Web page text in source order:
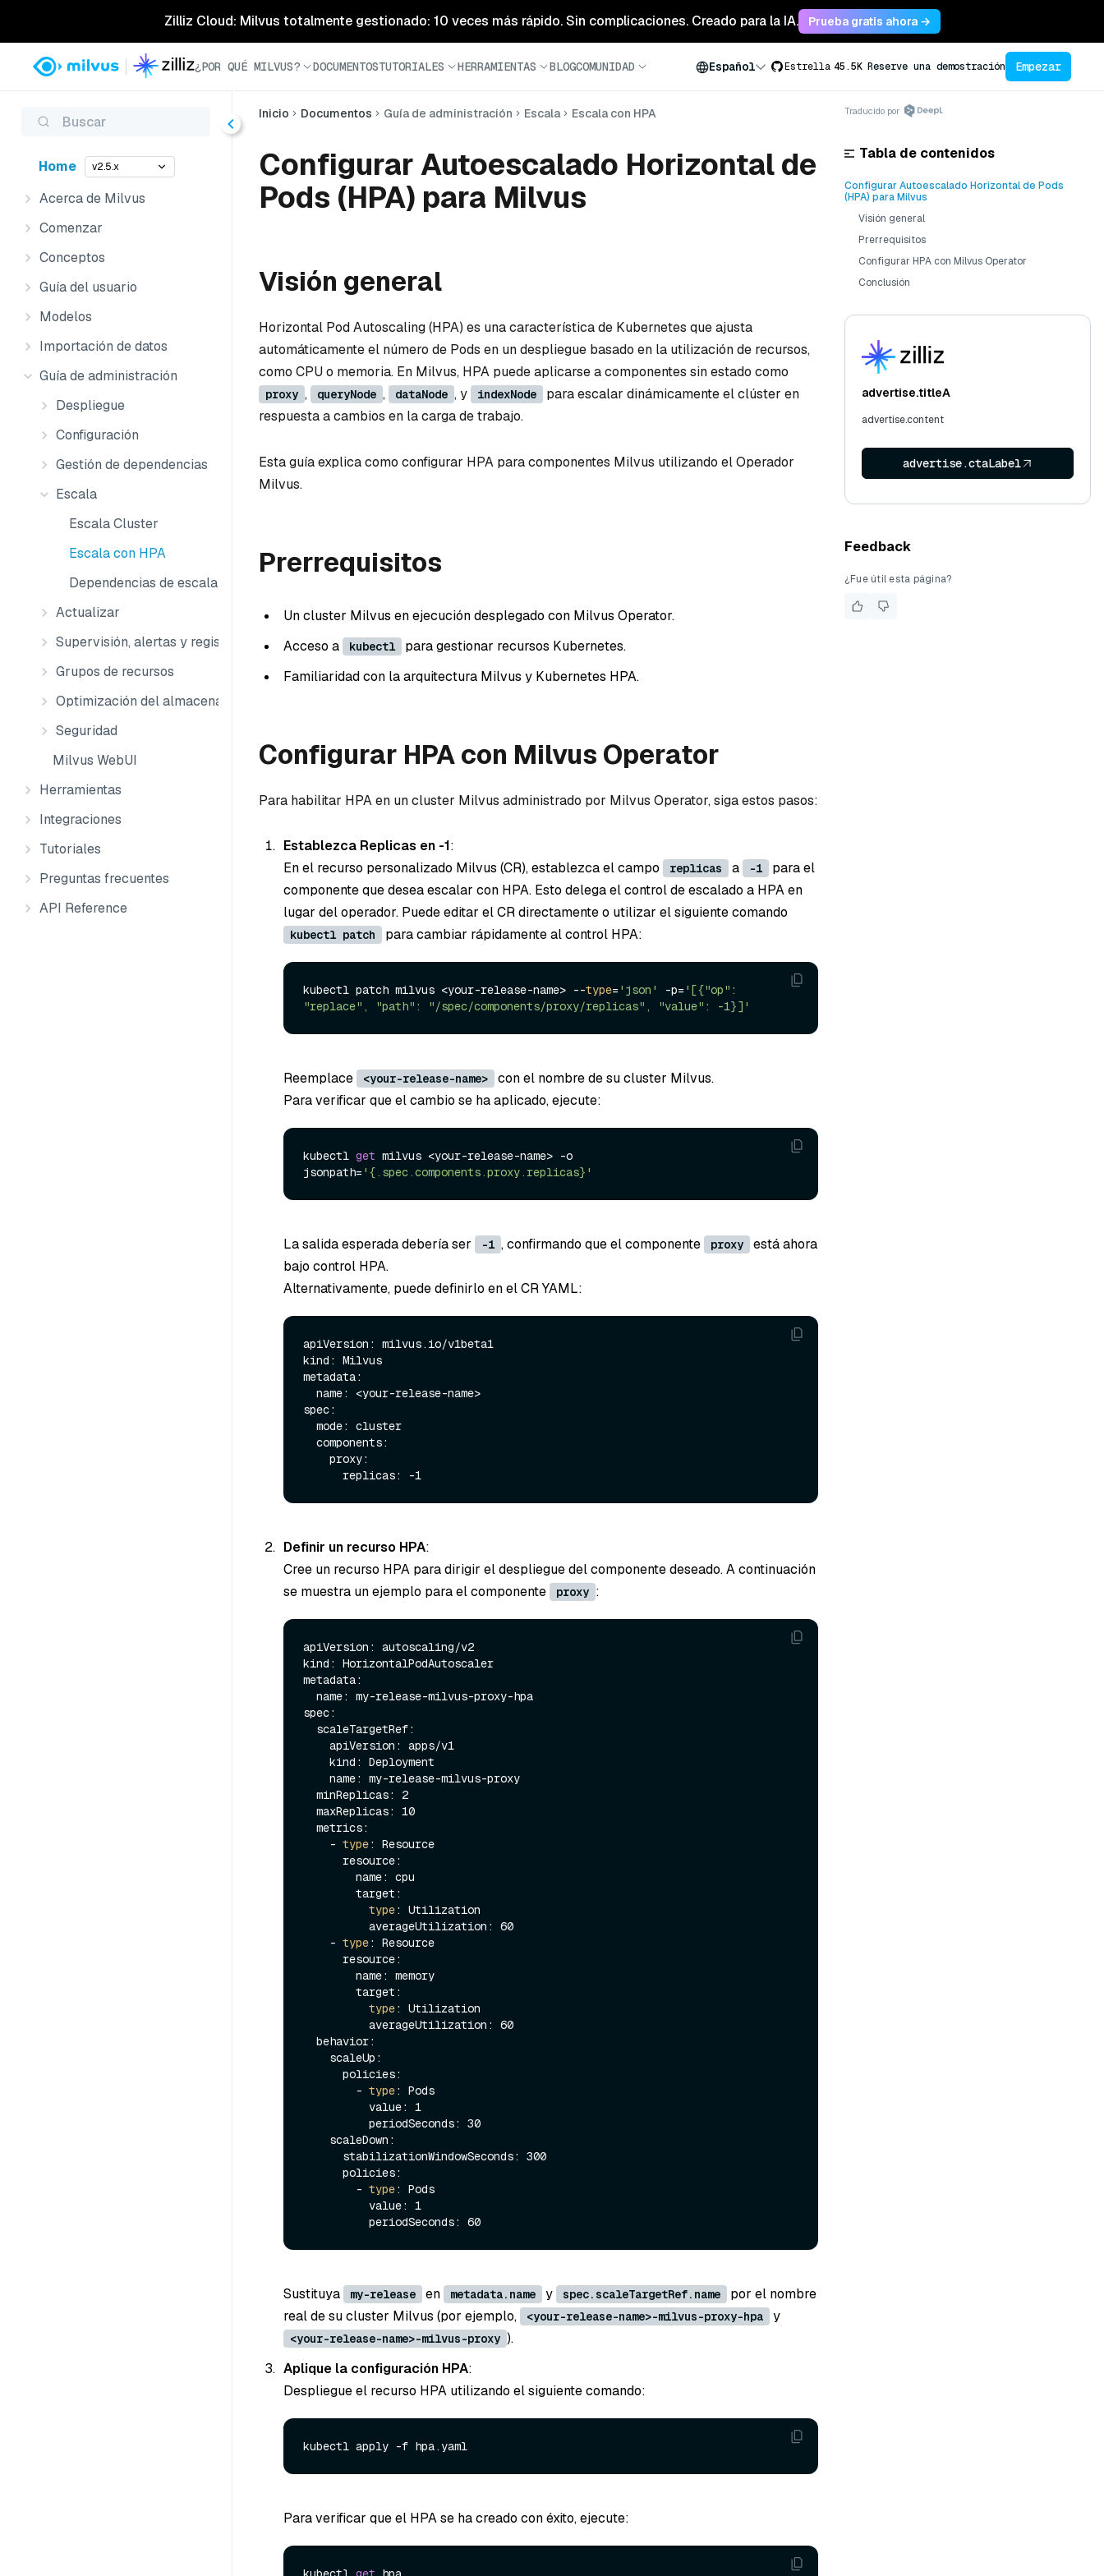
Zilliz Cloud: Milvus totalmente gestionado: 10 veces más rápido. Sin complicaciones. Creado para la IA. Prueba gratis ahora →
¿POR QUÉ MILVUS? DOCUMENTOSTUTORIALES HERRAMIENTAS BLOGCOMUNIDAD Español Estrella 45.5K Reserve una demostración Empezar
Buscar
Home v2.5.x
Acerca de Milvus
Comenzar
Conceptos
Guía del usuario
Modelos
Importación de datos
Guía de administración
Despliegue
Configuración
Gestión de dependencias
Escala
Escala Cluster
Escala con HPA
Dependencias de escala
Actualizar
Supervisión, alertas y registros
Grupos de recursos
Optimización del almacenamiento
Seguridad
Milvus WebUI
Herramientas
Integraciones
Tutoriales
Preguntas frecuentes
API Reference
Inicio Documentos Guía de administración Escala Escala con HPA
Configurar Autoescalado Horizontal de
Pods (HPA) para Milvus
Visión general
Horizontal Pod Autoscaling (HPA) es una característica de Kubernetes que ajusta
automáticamente el número de Pods en un despliegue basado en la utilización de recursos,
como CPU o memoria. En Milvus, HPA puede aplicarse a componentes sin estado como
proxy , queryNode , dataNode , y indexNode
para escalar dinámicamente el clúster en
respuesta a cambios en la carga de trabajo.
Esta guía explica como configurar HPA para componentes Milvus utilizando el Operador
Milvus.
Prerrequisitos
Un cluster Milvus en ejecución desplegado con Milvus Operator.
Acceso a
kubectl
para gestionar recursos Kubernetes.
Familiaridad con la arquitectura Milvus y Kubernetes HPA.
Configurar HPA con Milvus Operator
Para habilitar HPA en un cluster Milvus administrado por Milvus Operator, siga estos pasos:
Establezca Replicas en -1:
En el recurso personalizado Milvus (CR), establezca el campo
replicas a -1
para el
componente que desea escalar con HPA. Esto delega el control de escalado a HPA en
lugar del operador. Puede editar el CR directamente o utilizar el siguiente comando
kubectl patch para cambiar rápidamente al control HPA:
kubectl patch milvus <your-release-name> --type= 'json' -p= '[{"op":
"replace", "path": "/spec/components/proxy/replicas", "value": -1}]'
Reemplace <your-release-name>
con el nombre de su cluster Milvus.
Para verificar que el cambio se ha aplicado, ejecute:
kubectl get milvus <your-release-name> -o
jsonpath= '{.spec.components.proxy.replicas}'
La salida esperada debería ser -1 , confirmando que el componente proxy
está ahora
bajo control HPA.
Alternativamente, puede definirlo en el CR YAML:
apiVersion: milvus.io/v1beta1
kind: Milvus
metadata:
spec:
Definir un recurso HPA:
Cree un recurso HPA para dirigir el despliegue del componente deseado. A continuación
se muestra un ejemplo para el componente
proxy :
apiVersion: autoscaling/v2
kind: HorizontalPodAutoscaler
metadata:
spec:
    -
type: Resource
type: Utilization
    -
type: Resource
type: Utilization
        -
type: Pods
        -
type: Pods
Sustituya my-release en metadata.name y spec.scaleTargetRef.name
por el nombre
real de su cluster Milvus (por ejemplo,
<your-release-name>-milvus-proxy-hpa y
<your-release-name>-milvus-proxy ).
Aplique la configuración HPA:
Despliegue el recurso HPA utilizando el siguiente comando:
Para verificar que el HPA se ha creado con éxito, ejecute:
Traducido por
Tabla de contenidos
Configurar Autoescalado Horizontal de Pods
(HPA) para Milvus
Visión general
Prerrequisitos
Configurar HPA con Milvus Operator
Conclusión
advertise.titleA
advertise.content
advertise.ctaLabel
Feedback
¿Fue útil esta página?